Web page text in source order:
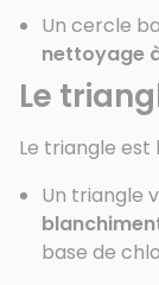
Un cercle
nettoyage
Le
Le triangle
Un triangle
base de